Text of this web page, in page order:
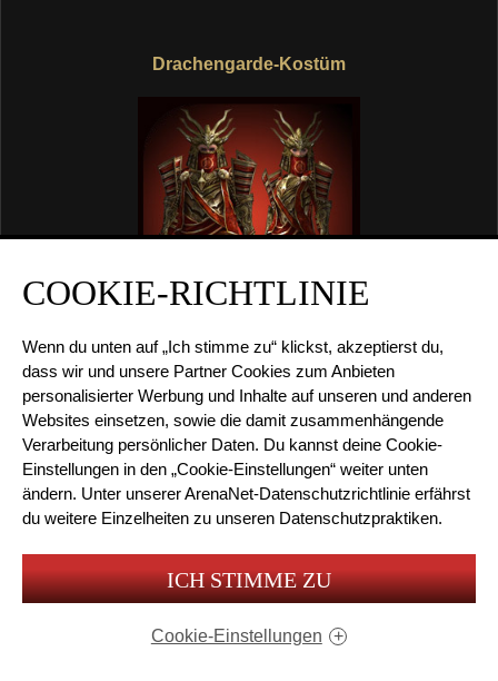
Drachengarde-Kostüm
3,99 $USD
JETZT KAUFEN
Hochzeitspaarkleidung
COOKIE-RICHTLINIE
Wenn du unten auf „Ich stimme zu“ klickst, akzeptierst du,
dass wir und unsere Partner Cookies zum Anbieten
personalisierter Werbung und Inhalte auf unseren und anderen
Websites einsetzen, sowie die damit zusammenhängende
Verarbeitung persönlicher Daten. Du kannst deine Cookie-
Einstellungen in den „Cookie-Einstellungen“ weiter unten
ändern. Unter unserer ArenaNet-Datenschutzrichtlinie erfährst
du weitere Einzelheiten zu unseren Datenschutzpraktiken.
ICH STIMME ZU
Cookie-Einstellungen